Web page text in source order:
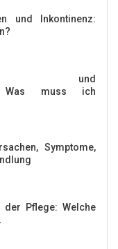
und Inkontinenz:
und
Was muss ich
Symptome,
der Pflege: Welche